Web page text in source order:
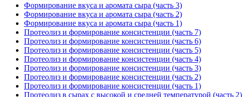
Формирование вкуса и аромата сыра (часть 3)
Формирование вкуса и аромата сыра (часть 2)
Формирование вкуса и аромата сыра (часть 1)
Протеолиз и формирование консистенции (часть 7)
Протеолиз и формирование консистенции (часть 6)
Протеолиз и формирование консистенции (часть 5)
Протеолиз и формирование консистенции (часть 4)
Протеолиз и формирование консистенции (часть 3)
Протеолиз и формирование консистенции (часть 2)
Протеолиз и формирование консистенции (часть 1)
Протеолиз в сырах с высокой и средней температурой (часть 2)